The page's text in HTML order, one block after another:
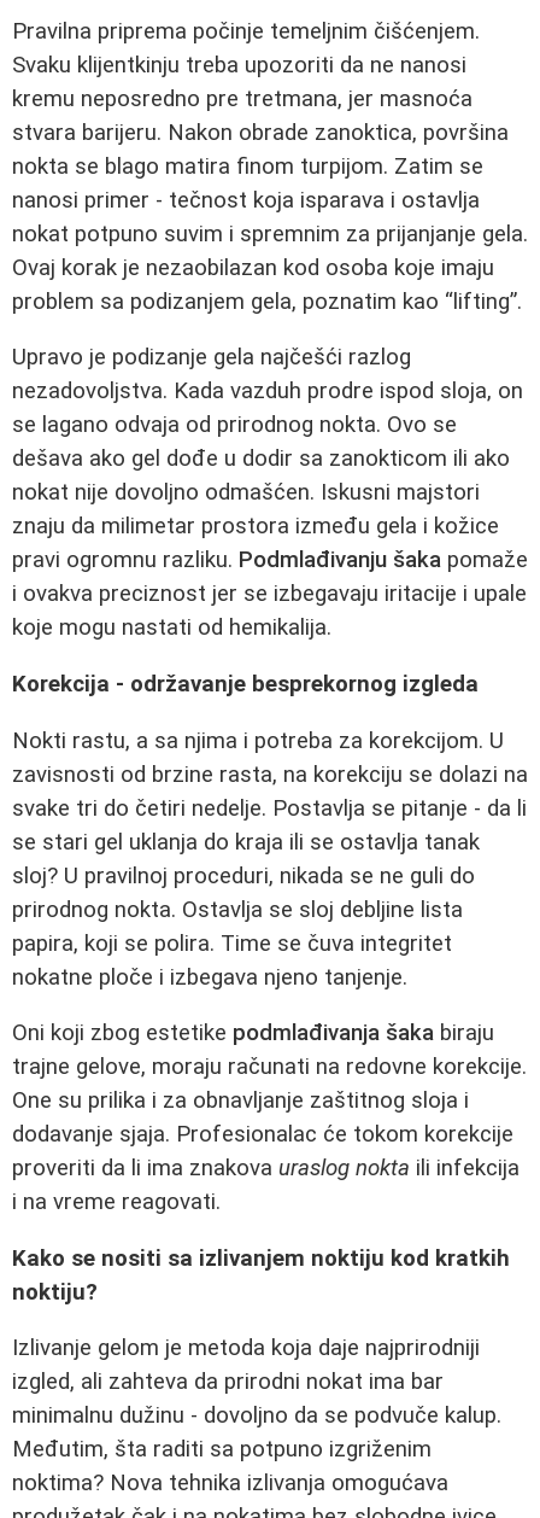
Pravilna priprema počinje temeljnim čišćenjem.
Svaku klijentkinju treba upozoriti da ne nanosi
kremu neposredno pre tretmana, jer masnoća
stvara barijeru. Nakon obrade zanoktica, površina
nokta se blago matira finom turpijom. Zatim se
nanosi primer - tečnost koja isparava i ostavlja
nokat potpuno suvim i spremnim za prijanjanje gela.
Ovaj korak je nezaobilazan kod osoba koje imaju
problem sa podizanjem gela, poznatim kao “lifting”.
Upravo je podizanje gela najčešći razlog
nezadovoljstva. Kada vazduh prodre ispod sloja, on
se lagano odvaja od prirodnog nokta. Ovo se
dešava ako gel dođe u dodir sa zanokticom ili ako
nokat nije dovoljno odmašćen. Iskusni majstori
znaju da milimetar prostora između gela i kožice
pravi ogromnu razliku. Podmlađivanju šaka pomaže
i ovakva preciznost jer se izbegavaju iritacije i upale
koje mogu nastati od hemikalija.
Korekcija - održavanje besprekornog izgleda
Nokti rastu, a sa njima i potreba za korekcijom. U
zavisnosti od brzine rasta, na korekciju se dolazi na
svake tri do četiri nedelje. Postavlja se pitanje - da li
se stari gel uklanja do kraja ili se ostavlja tanak
sloj? U pravilnoj proceduri, nikada se ne guli do
prirodnog nokta. Ostavlja se sloj debljine lista
papira, koji se polira. Time se čuva integritet
nokatne ploče i izbegava njeno tanjenje.
Oni koji zbog estetike podmlađivanja šaka biraju
trajne gelove, moraju računati na redovne korekcije.
One su prilika i za obnavljanje zaštitnog sloja i
dodavanje sjaja. Profesionalac će tokom korekcije
proveriti da li ima znakova uraslog nokta ili infekcija
i na vreme reagovati.
Kako se nositi sa izlivanjem noktiju kod kratkih
noktiju?
Izlivanje gelom je metoda koja daje najprirodniji
izgled, ali zahteva da prirodni nokat ima bar
minimalnu dužinu - dovoljno da se podvuče kalup.
Međutim, šta raditi sa potpuno izgriženim
noktima? Nova tehnika izlivanja omogućava